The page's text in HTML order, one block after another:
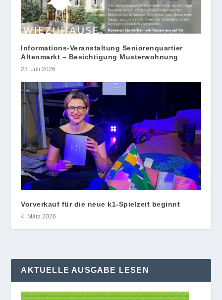
Informations-Veranstaltung Seniorenquartier
Altenmarkt – Besichtigung Musterwohnung
23. Juli 2026
Vorverkauf für die neue k1-Spielzeit beginnt
4. März 2026
AKTUELLE AUSGABE LESEN